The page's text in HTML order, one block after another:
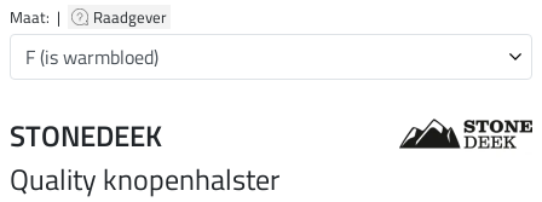
Maat: |
Raadgever
STONEDEEK
Quality knopenhalster